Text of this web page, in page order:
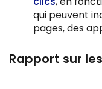
qui peuvent
pages, des
Rapport sur